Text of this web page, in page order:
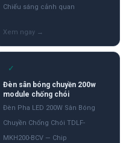
Chiếu sáng cảnh quan
✓
Đèn sân bóng chuyền 200w
module chống chói
Đèn Pha LED 200W Sân Bóng
Chuyền Chống Chói TDLF-
MKH200-BCV — Chip